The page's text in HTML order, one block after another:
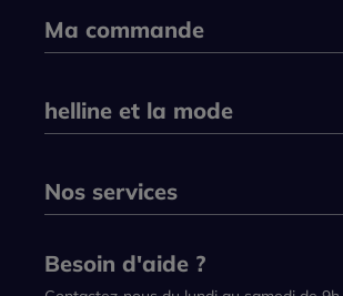
Ma commande
helline et la mode
Nos services
Besoin d'aide ?